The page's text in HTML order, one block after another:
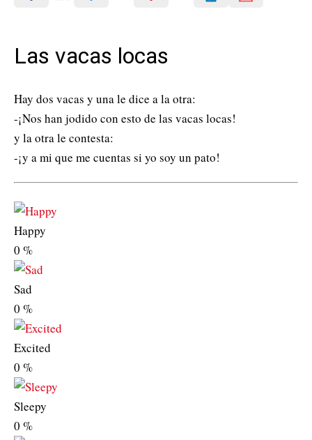
Las vacas locas
Hay dos vacas y una le dice a la otra:
-¡Nos han jodido con esto de las vacas locas!
y la otra le contesta:
-¡y a mi que me cuentas si yo soy un pato!
Happy
0 %
Sad
0 %
Excited
0 %
Sleepy
0 %